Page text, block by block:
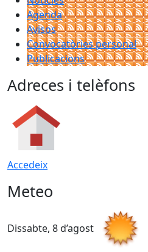
Agenda
Avisos
Convocatòries personal
Publicacions
Adreces i telèfons
Accedeix
Meteo
Dissabte, 8 d’agost